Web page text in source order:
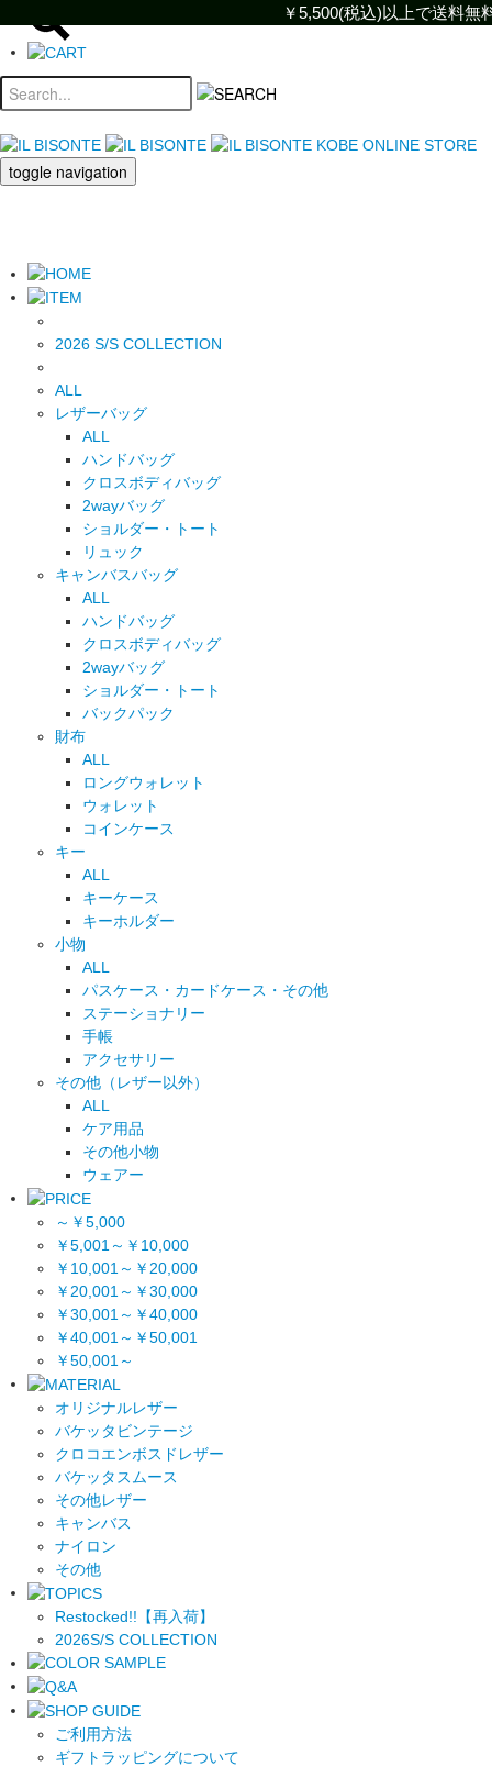
￥5,500(税込)以上で送料
toggle navigation
2026 S/S COLLECTION
ALL
レザーバッグ
ALL
ハンドバッグ
クロスボディバッグ
2wayバッグ
ショルダー・トート
リュック
キャンバスバッグ
ALL
ハンドバッグ
クロスボディバッグ
2wayバッグ
ショルダー・トート
バックパック
財布
ALL
ロングウォレット
ウォレット
コインケース
キー
ALL
キーケース
キーホルダー
小物
ALL
パスケース・カードケース・その他
ステーショナリー
手帳
アクセサリー
その他（レザー以外）
ALL
ケア用品
その他小物
ウェアー
～￥5,000
￥5,001～￥10,000
￥10,001～￥20,000
￥20,001～￥30,000
￥30,001～￥40,000
￥40,001～￥50,001
￥50,001～
オリジナルレザー
バケッタビンテージ
クロコエンボスドレザー
バケッタスムース
その他レザー
キャンバス
ナイロン
その他
Restocked!!【再入荷】
2026S/S COLLECTION
ご利用方法
ギフトラッピングについて
￥5,500(税込)以上で送料無